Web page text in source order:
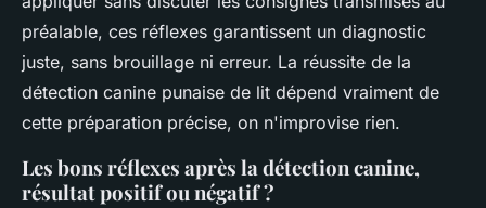
préalable, ces réflexes garantissent un diagnostic
juste, sans brouillage ni erreur. La réussite de la
détection canine punaise de lit dépend vraiment de
cette préparation précise, on n'improvise rien.
Les bons réflexes après la détection canine,
résultat positif ou négatif ?